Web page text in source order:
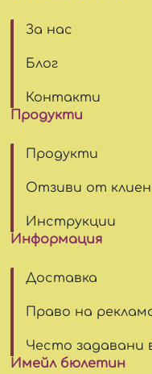
За нас
Блог
Контакти
Продукти
Продукти
Отзиви от
Инструкции
Информация
Доставка
Право на
Често задавани
Имейл бюлетин